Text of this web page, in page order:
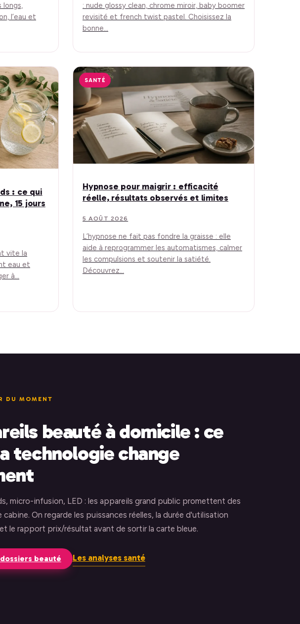
l’eau et
: nude glossy clean, chrome miroir, baby boomer
revisité et french twist pastel. Choisissez la
bonne…
: ce qui
15 jours
vite la
eau et
à…
SANTÉ
Hypnose pour maigrir : efficacité
réelle, résultats observés et limites
5 AOÛT 2026
L’hypnose ne fait pas fondre la graisse : elle
aide à reprogrammer les automatismes, calmer
les compulsions et soutenir la satiété.
Découvrez…
DU MOMENT
beauté à domicile : ce
technologie change
micro-infusion, LED : les appareils grand public promettent des
cabine. On regarde les puissances réelles, la durée d'utilisation
le rapport prix/résultat avant de sortir la carte bleue.
beauté Les analyses santé